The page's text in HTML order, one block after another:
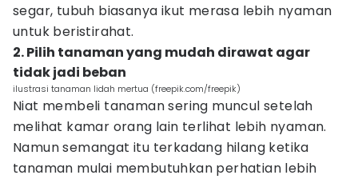
segar, tubuh biasanya ikut merasa lebih nyaman
untuk beristirahat.
2. Pilih tanaman yang mudah dirawat agar
tidak jadi beban
ilustrasi tanaman lidah mertua (freepik.com/freepik)
Niat membeli tanaman sering muncul setelah
melihat kamar orang lain terlihat lebih nyaman.
Namun semangat itu terkadang hilang ketika
tanaman mulai membutuhkan perhatian lebih